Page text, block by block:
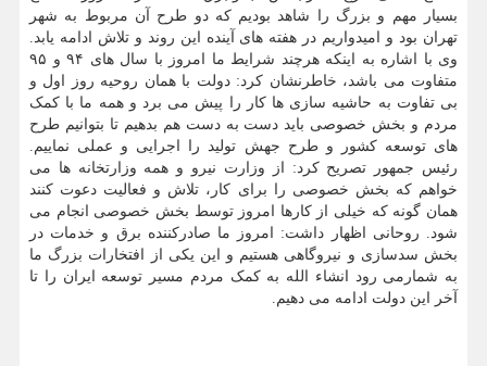
بسیار مهم و بزرگ را شاهد بودیم که دو طرح آن مربوط به شهر
تهران بود و امیدواریم در هفته های آینده این روند و تلاش ادامه یابد.
وی با اشاره به اینکه هرچند شرایط ما امروز با سال های ۹۴ و ۹۵
متفاوت می باشد، خاطرنشان کرد: دولت با همان روحیه روز اول و
بی تفاوت به حاشیه سازی ها کار را پیش می برد و همه ما با کمک
مردم و بخش خصوصی باید دست به دست هم بدهیم تا بتوانیم طرح
های توسعه کشور و طرح جهش تولید را اجرایی و عملی نماییم.
رئیس جمهور تصریح کرد: از وزارت نیرو و همه وزارتخانه ها می
خواهم که بخش خصوصی را برای کار، تلاش و فعالیت دعوت کنند
همان گونه که خیلی از کارها امروز توسط بخش خصوصی انجام می
شود. روحانی اظهار داشت: امروز ما صادرکننده برق و خدمات در
بخش سدسازی و نیروگاهی هستیم و این یکی از افتخارات بزرگ ما
به شمارمی رود انشاء الله به کمک مردم مسیر توسعه ایران را تا
آخر این دولت ادامه می دهیم.